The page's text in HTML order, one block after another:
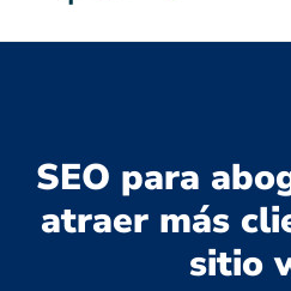
SEO para
atraer más
sitio